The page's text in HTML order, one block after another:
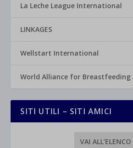
La Leche League International
LINKAGES
Wellstart International
World Alliance for Breastfeeding
SITI UTILI – SITI AMICI
VAI ALL’ELENCO